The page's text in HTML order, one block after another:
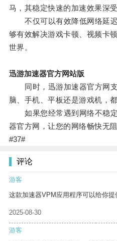
马，其稳定快速的加速效果深受
不仅可以有效降低网络延迟
够有效解决游戏卡顿、视频卡
世界。
迅游加速器官方网站版
同时，迅游加速器官方网支
脑、手机、平板还是游戏机，
如果您经常遇到网络不稳定
器官方网，让您的网络畅快无阻
#37#
评论
游客
这款加速器VPM应用程序可以给你提
2025-08-30
游客